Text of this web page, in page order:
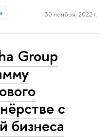
30 ноября, 2022 г.
Group
с
бизнеса